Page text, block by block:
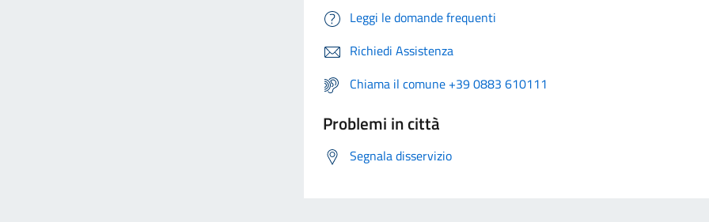
Leggi le domande frequenti
Richiedi Assistenza
Chiama il comune +39 0883 610111
Problemi in città
Segnala disservizio